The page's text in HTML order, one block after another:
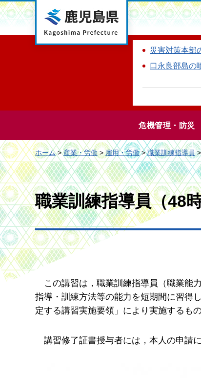
鹿児島県
災害対策本部
口永良部島の
危機管理・防災
ホーム>産業・労働>雇用・労働>職業訓練指導員>
職業訓練指導員（48
この講習は，職業訓練指導員（職業能
指導・訓練方法等の能力を短期間に習得
定する講習実施要領」により実施するもの
講習修了証書授与者には，本人の申請